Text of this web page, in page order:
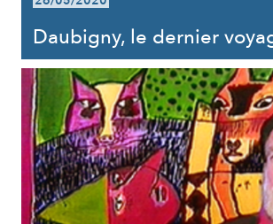
Daubigny, le dernier